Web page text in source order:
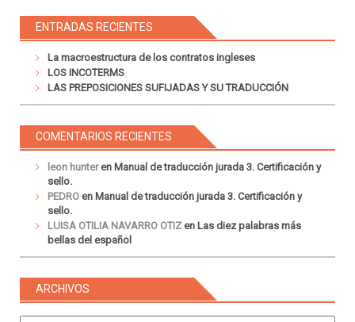
ENTRADAS RECIENTES
La macroestructura de los contratos ingleses
LOS INCOTERMS
LAS PREPOSICIONES SUFIJADAS Y SU TRADUCCIÓN
COMENTARIOS RECIENTES
leon hunteren Manual de traducción jurada 3. Certificación y
sello.
PEDRO en Manual de traducción jurada 3. Certificación y
sello.
LUISA OTILIA NAVARRO OTIZ en Las diez palabras más
bellas del español
ARCHIVOS